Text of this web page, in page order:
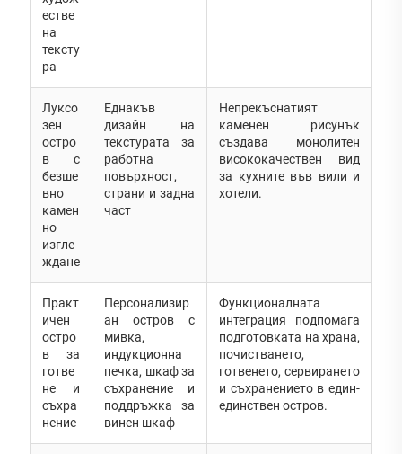
естве
на
тексту
ра
Луксо
зен
остро
в с
безше
вно
камен
но
изгле
ждане
Еднакъв
дизайн на
текстурата за
работна
повърхност,
страни и задна
част
Непрекъснатият
каменен рисунък
създава монолитен
висококачествен вид
за кухните във вили и
хотели.
Практ
ичен
остро
в за
готве
не и
съхра
нение
Персонализир
ан остров с
мивка,
индукционна
печка, шкаф за
съхранение и
поддръжка за
винен шкаф
Функционалната
интеграция подпомага
подготовката на храна,
почистването,
готвенето, сервирането
и съхранението в един-
единствен остров.